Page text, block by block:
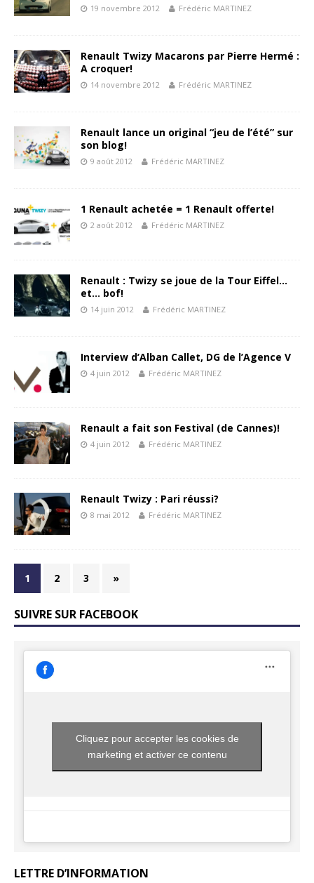
19 novembre 2012 Frédéric MARTINEZ
Renault Twizy Macarons par Pierre Hermé :
A croquer!
14 novembre 2012 Frédéric MARTINEZ
Renault lance un original “jeu de l’été” sur
son blog!
9 août 2012 Frédéric MARTINEZ
1 Renault achetée = 1 Renault offerte!
2 août 2012 Frédéric MARTINEZ
Renault : Twizy se joue de la Tour Eiffel…
et… bof!
14 juin 2012 Frédéric MARTINEZ
Interview d’Alban Callet, DG de l’Agence V
4 juin 2012 Frédéric MARTINEZ
Renault a fait son Festival (de Cannes)!
4 juin 2012 Frédéric MARTINEZ
Renault Twizy : Pari réussi?
8 mai 2012 Frédéric MARTINEZ
1 2 3 »
SUIVRE SUR FACEBOOK
Cliquez pour accepter les cookies de
marketing et activer ce contenu
LETTRE D’INFORMATION